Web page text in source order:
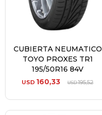
CUBIERTA NEUMATICO
TOYO PROXES TR1
195/50R16 84V
USD 160,33 USD195,52